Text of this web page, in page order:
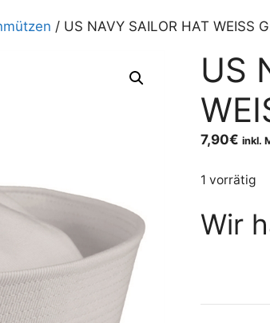
/ US NAVY SAILOR HAT WEISS
US
7,90€ inkl.
1 vorrätig
Wir